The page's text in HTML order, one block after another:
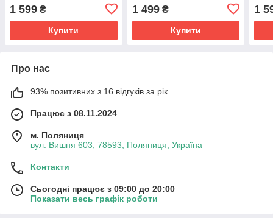
1 599 ₴
Купити
1 499₴
Купити
1
Про нас
93% позитивних з 16 відгуків за рік
Працює з 08.11.2024
м. Поляниця
вул. Вишня 603, 78593, Поляниця, Україна
Контакти
Сьогодні працює з 09:00 до 20:00
Показати весь графік роботи